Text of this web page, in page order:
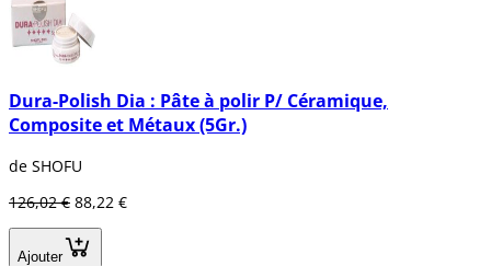
Dura-Polish Dia : Pâte à polir P/ Céramique,
Composite et Métaux (5Gr.)
de SHOFU
126,02 € 88,22 €
Ajouter